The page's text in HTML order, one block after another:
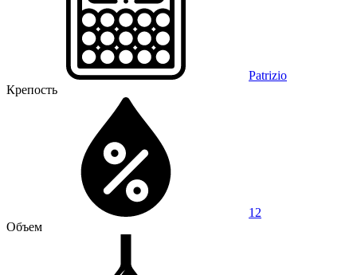
Patrizio
Крепость
12
Объем